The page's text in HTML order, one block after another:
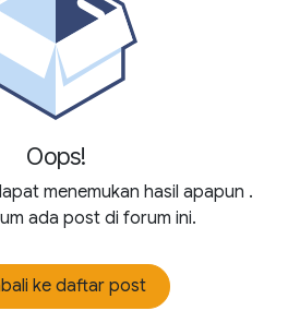
Oops!
menemukan hasil apapun .
ada post di forum ini.
ke daftar post